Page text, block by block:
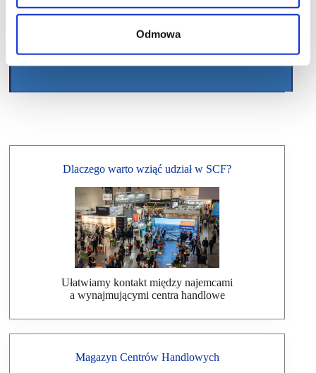
Odmowa
Dlaczego warto wziąć udział w SCF?
Ułatwiamy kontakt między najemcami
a wynajmującymi centra handlowe
Magazyn Centrów Handlowych